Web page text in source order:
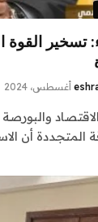
تسخير
المتجددة أن